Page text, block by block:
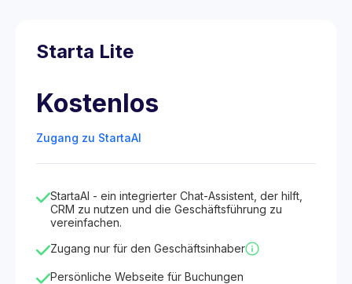
Starta Lite
Kostenlos
Zugang zu StartaAI
StartaAI - ein integrierter Chat-Assistent, der hilft,
CRM zu nutzen und die Geschäftsführung zu
vereinfachen.
Zugang nur für den Geschäftsinhaber
Persönliche Webseite für Buchungen